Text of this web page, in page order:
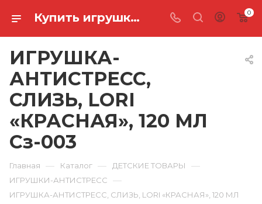
Купить игрушка-антистресс, слизь, lori «красная», 120 мл Сз-003 в Ростове-на-Дону 0
ИГРУШКА-
АНТИСТРЕСС,
СЛИЗЬ, LORI
«КРАСНАЯ», 120 МЛ
Сз-003
Главная — Каталог — ДЕТСКИЕ ТОВАРЫ —
ИГРУШКИ-АНТИСТРЕСС —
ИГРУШКА-АНТИСТРЕСС, СЛИЗЬ, LORI «КРАСНАЯ», 120 МЛ